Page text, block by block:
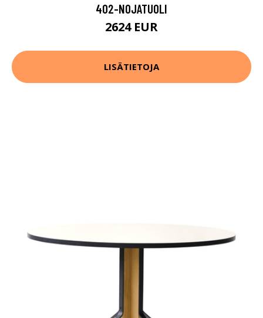
402-NOJATUOLI
2624 EUR
LISÄTIETOJA